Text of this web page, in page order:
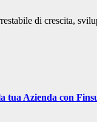
di crescita,
Azienda con